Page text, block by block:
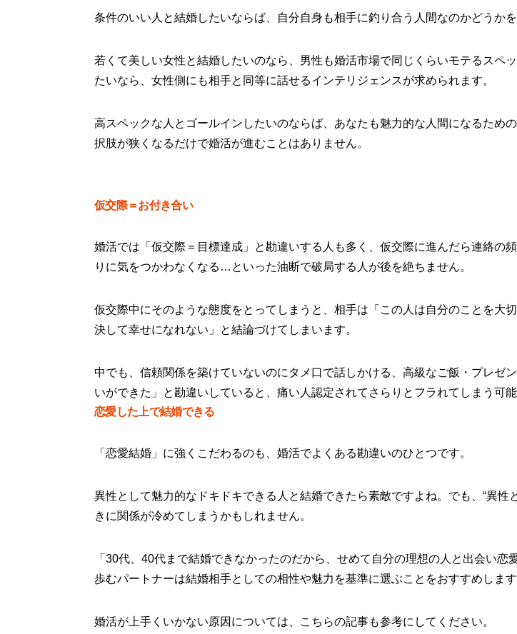
条件のいい人と結婚したいならば、自分自身も相手に釣り合う人間なのかどうかを
若くて美しい女性と結婚したいのなら、男性も婚活市場で同じくらいモテるスペ
たいなら、女性側にも相手と同等に話せるインテリジェンスが求められます。
高スペックな人とゴールインしたいのならば、あなたも魅力的な人間になるため
択肢が狭くなるだけで婚活が進むことはありません。
仮交際＝お付き合い
婚活では「仮交際＝目標達成」と勘違いする人も多く、仮交際に進んだら連絡の
りに気をつかわなくなる…といった油断で破局する人が後を絶ちません。
仮交際中にそのような態度をとってしまうと、相手は「この人は自分のことを大
決して幸せになれない」と結論づけてしまいます。
中でも、信頼関係を築けていないのにタメ口で話しかける、高級なご飯・プレゼ
いができた」と勘違いしていると、痛い人認定されてさらりとフラれてしまう可
恋愛した上で結婚できる
「恋愛結婚」に強くこだわるのも、婚活でよくある勘違いのひとつです。
異性として魅力的なドキドキできる人と結婚できたら素敵ですよね。でも、“異
きに関係が冷めてしまうかもしれません。
「30代、40代まで結婚できなかったのだから、せめて自分の理想の人と出会い
歩むパートナーは結婚相手としての相性や魅力を基準に選ぶことをおすすめします
婚活が上手くいかない原因については、こちらの記事も参考にしてください。